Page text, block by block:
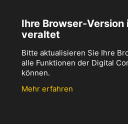
Ihre Browser-Version
veraltet
Bitte aktualisieren Sie Ihre
alle Funktionen der Digital
können.
Mehr erfahren